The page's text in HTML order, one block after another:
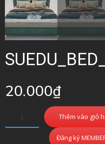
20.000₫
Thêm vào giỏ
Đăng ký